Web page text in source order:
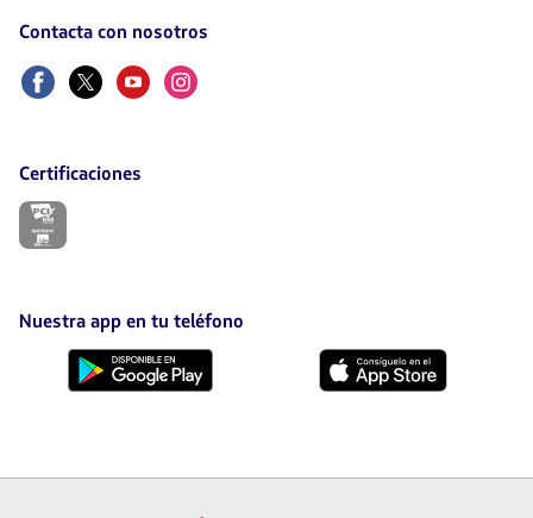
Contacta con nosotros
FacebookTwitterYoutubeInstagram
Certificaciones
El
nueva
pestaña.
Nuestra app en tu teléfono
Descárgala
Descárgala